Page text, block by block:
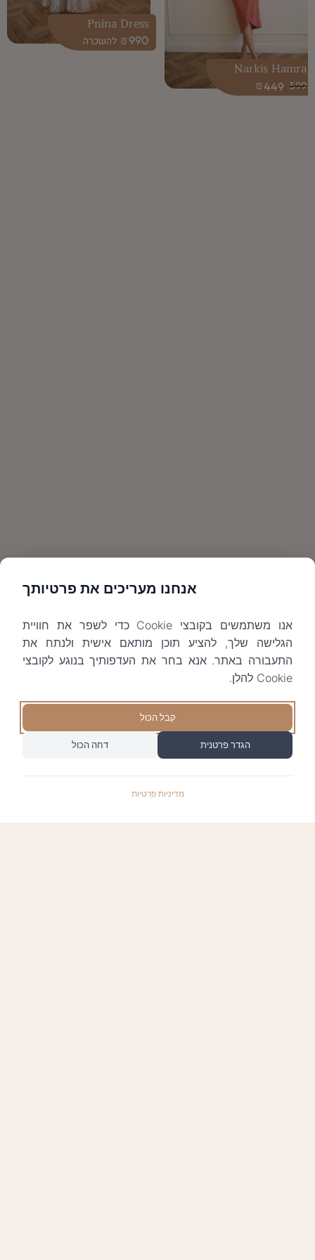
599
449
₪
Narkis Hamra
990
₪
Pnina Dress
אנחנו מעריכים את פרטיותך
אנו משתמשים בקובצי Cookie כדי לשפר את חוויית
הגלישה שלך, להציע תוכן מותאם אישית ולנתח את
התעבורה באתר. אנא בחר את העדפותיך בנוגע לקובצי
Cookie להלן.
קבל הכול
הגדר פרטנית דחה הכול
מדיניות פרטיות